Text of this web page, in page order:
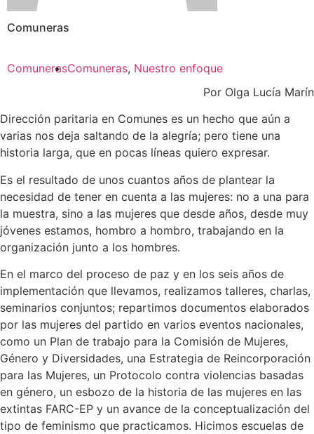
Comuneras
ComunerasComuneras, Nuestro enfoque
Por Olga Lucía Marín
Dirección paritaria en Comunes es un hecho que aún a
varias nos deja saltando de la alegría; pero tiene una
historia larga, que en pocas líneas quiero expresar.
Es el resultado de unos cuantos años de plantear la
necesidad de tener en cuenta a las mujeres: no a una para
la muestra, sino a las mujeres que desde años, desde muy
jóvenes estamos, hombro a hombro, trabajando en la
organización junto a los hombres.
En el marco del proceso de paz y en los seis años de
implementación que llevamos, realizamos talleres, charlas,
seminarios conjuntos; repartimos documentos elaborados
por las mujeres del partido en varios eventos nacionales,
como un Plan de trabajo para la Comisión de Mujeres,
Género y Diversidades, una Estrategia de Reincorporación
para las Mujeres, un Protocolo contra violencias basadas
en género, un esbozo de la historia de las mujeres en las
extintas FARC-EP y un avance de la conceptualización del
tipo de feminismo que practicamos. Hicimos escuelas de